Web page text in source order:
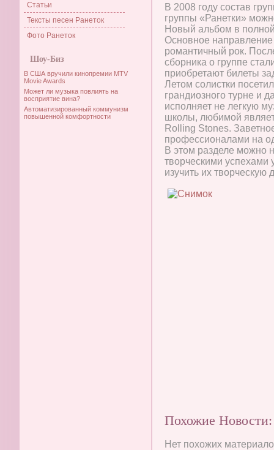
Статьи
Тексты песен Ранеток
Фото Ранеток
Шоу-Биз
В США вручили кинопремии MTV
Movie Awards
Может ли музыка повлиять на
восприятие вина?
Автоматизированный коммунизм
повышенной комфортности
В 2008 году состав
группы «Ранетки»
Новый альбом в
Основное направление
романтичный рок.
сборника о группе
приобретают билеты
Летом солистки
грандиозного турне и
исполняет не легкую
школы, любимой
Rolling Stones.
профессионалами на
В этом разделе можно
творческими успехами
изучить их творческую
Похожие Новости:
Нет похожих